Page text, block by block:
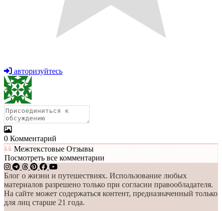
авторизуйтесь
0 Комментарий
Межтекстовые Отзывы
Посмотреть все комментарии
Блог о жизни и путешествиях. Использование любых
материалов разрешено только при согласии правообладателя.
На сайте может содержаться контент, предназначенный только
для лиц старше 21 года.